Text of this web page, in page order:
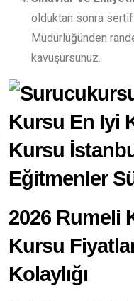
olduktan sonra
Müdürlüğünden
kavuşursunuz.
2026 Rumeli
Kursu
Kolaylığı